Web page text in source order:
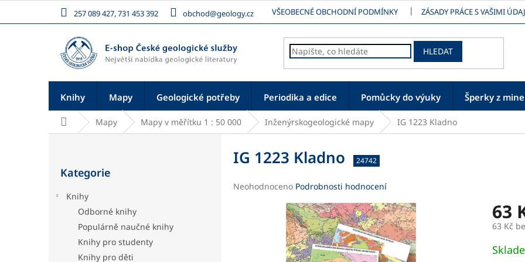
obsah
257 089 427, 731 453 392 obchod@geology.cz VŠEOBECNÉ OBCHODNÍ PODMÍNKY ZÁSADY PRÁCE S VAŠIMI
HLEDAT
Knihy Mapy Geologické potřeby Periodika a edice Pomůcky do výuky Šperky z
Domů Mapy Mapy v měřítku 1 : 50 000 Inženýrskogeologické mapy IG 1223 Kladno
kategorie
Kategorie
Knihy
Odborné knihy
Populárně naučné knihy
Knihy pro studenty
Knihy pro děti
IG 1223 Kladno 24742
Průměrné
Neohodnoceno Podrobnosti hodnocení
63
63 Kč
cena: